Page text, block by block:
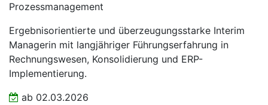
Prozessmanagement
Ergebnisorientierte und überzeugungsstarke Interim
Managerin mit langjähriger Führungserfahrung in
Rechnungswesen, Konsolidierung und ERP-
Implementierung.
ab 02.03.2026